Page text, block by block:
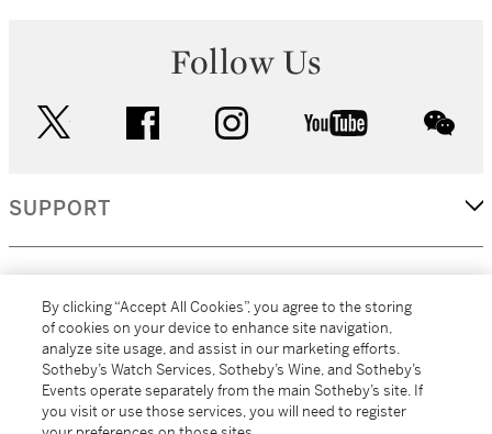
Follow Us
facebook instagram youtube
SUPPORT
MORE...
By clicking “Accept All Cookies”, you agree to the storing
of cookies on your device to enhance site navigation,
analyze site usage, and assist in our marketing efforts.
Sotheby’s Watch Services, Sotheby’s Wine, and Sotheby’s
Events operate separately from the main Sotheby’s site. If
you visit or use those services, you will need to register